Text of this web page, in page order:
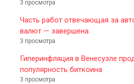
3 просмотра
Часть работ отвечающая за
валют — завершена
3 просмотра
Гиперинфляция в Венесуэле
популярность биткоина
3 просмотра